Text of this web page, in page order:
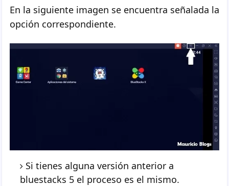
En la siguiente imagen se encuentra señalada la
opción correspondiente.
Si tienes alguna versión anterior a
bluestacks 5 el proceso es el mismo.